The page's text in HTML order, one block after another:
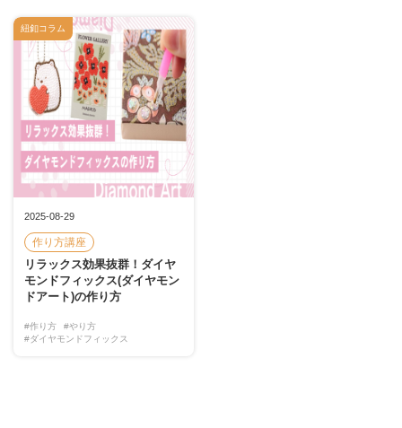
2025-08-29
作り方講座
リラックス効果抜群！ダイヤ
モンドフィックス(ダイヤモン
ドアート)の作り方
#作り方
#やり方
#ダイヤモンドフィックス
紐釦コラム